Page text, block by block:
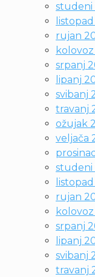
studeni
rujan
kolovoz
srpanj
lipanj
svibanj
travanj
ožujak
veljača
studeni
rujan
srpanj
lipanj
svibanj
travanj